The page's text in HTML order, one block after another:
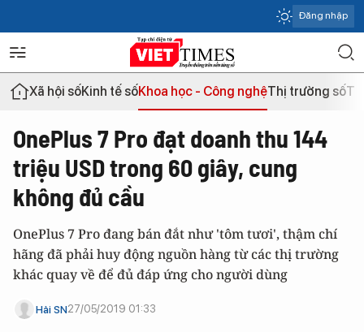
Đăng nhập
Xã hội sốKinh tế sốKhoa học - Công nghệThị trường số
OnePlus 7 Pro đạt doanh thu 144
triệu USD trong 60 giây, cung
không đủ cầu
OnePlus 7 Pro đang bán đắt như 'tôm tươi', thậm chí
hãng đã phải huy động nguồn hàng từ các thị trường
khác quay về để đủ đáp ứng cho người dùng
Hải SN27/05/2019 01:33